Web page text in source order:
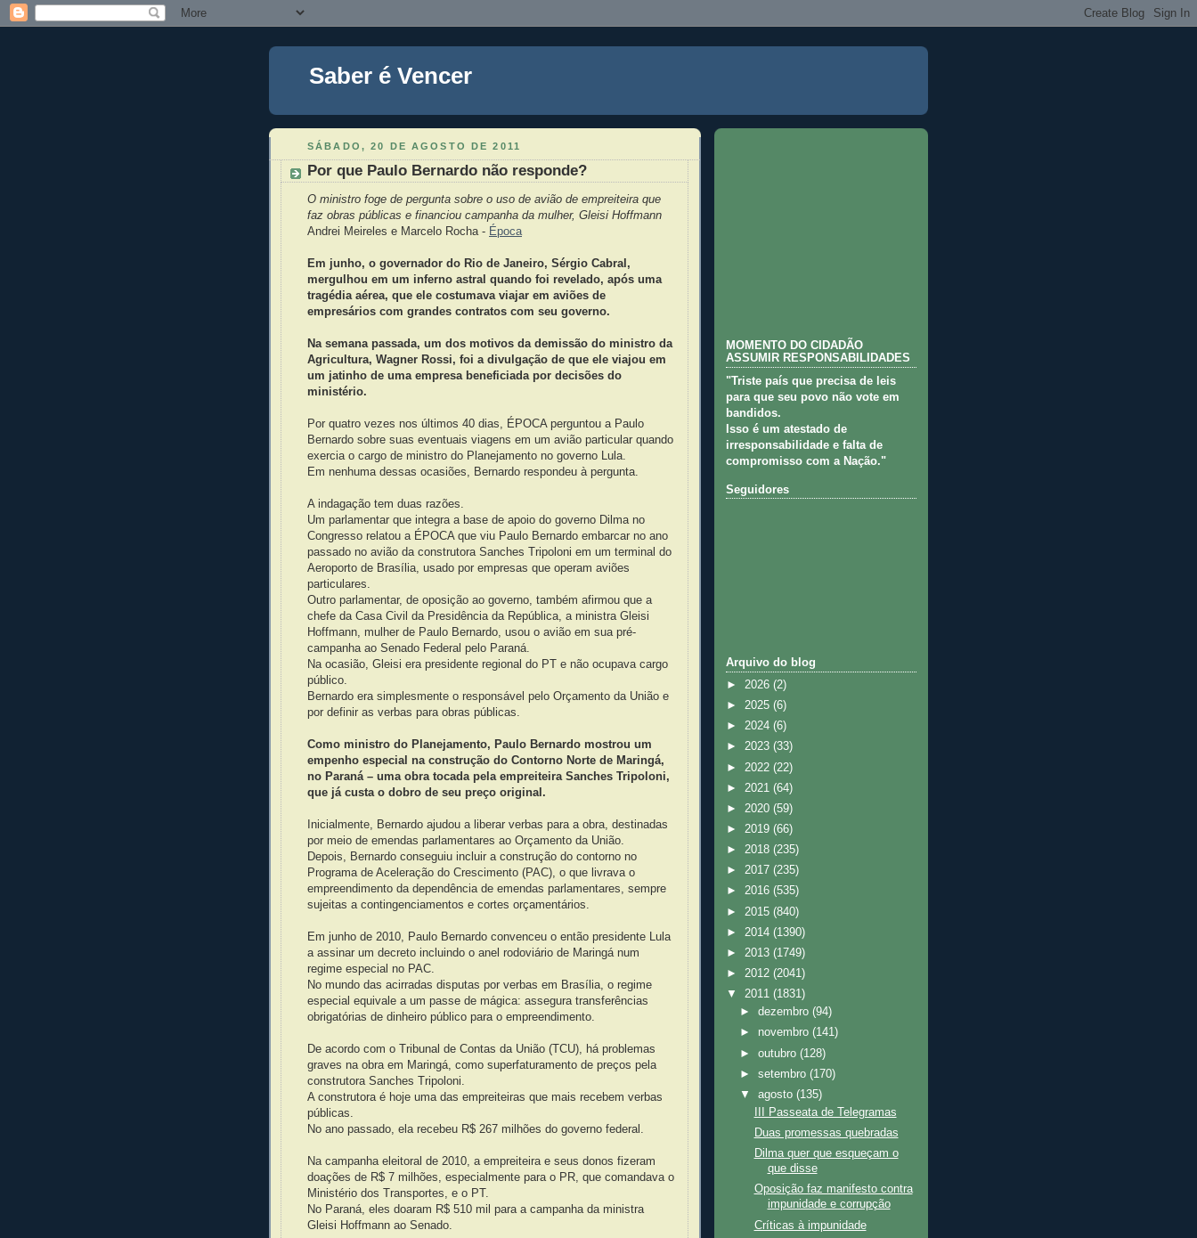
Saber é Vencer
SÁBADO, 20 DE AGOSTO DE 2011
Por que Paulo Bernardo não responde?
O ministro foge de pergunta sobre o uso de avião de empreiteira que
faz obras públicas e financiou campanha da mulher, Gleisi Hoffmann
Andrei Meireles e Marcelo Rocha - Época
Em junho, o governador do Rio de Janeiro, Sérgio Cabral,
mergulhou em um inferno astral quando foi revelado, após uma
tragédia aérea, que ele costumava viajar em aviões de
empresários com grandes contratos com seu governo.
Na semana passada, um dos motivos da demissão do ministro da
Agricultura, Wagner Rossi, foi a divulgação de que ele viajou em
um jatinho de uma empresa beneficiada por decisões do
ministério.
Por quatro vezes nos últimos 40 dias, ÉPOCA perguntou a Paulo
Bernardo sobre suas eventuais viagens em um avião particular quando
exercia o cargo de ministro do Planejamento no governo Lula.
Em nenhuma dessas ocasiões, Bernardo respondeu à pergunta.
A indagação tem duas razões.
Um parlamentar que integra a base de apoio do governo Dilma no
Congresso relatou a ÉPOCA que viu Paulo Bernardo embarcar no ano
passado no avião da construtora Sanches Tripoloni em um terminal do
Aeroporto de Brasília, usado por empresas que operam aviões
particulares.
Outro parlamentar, de oposição ao governo, também afirmou que a
chefe da Casa Civil da Presidência da República, a ministra Gleisi
Hoffmann, mulher de Paulo Bernardo, usou o avião em sua pré-
campanha ao Senado Federal pelo Paraná.
Na ocasião, Gleisi era presidente regional do PT e não ocupava cargo
público.
Bernardo era simplesmente o responsável pelo Orçamento da União e
por definir as verbas para obras públicas.
Como ministro do Planejamento, Paulo Bernardo mostrou um
empenho especial na construção do Contorno Norte de Maringá,
no Paraná – uma obra tocada pela empreiteira Sanches Tripoloni,
que já custa o dobro de seu preço original.
Inicialmente, Bernardo ajudou a liberar verbas para a obra, destinadas
por meio de emendas parlamentares ao Orçamento da União.
Depois, Bernardo conseguiu incluir a construção do contorno no
Programa de Aceleração do Crescimento (PAC), o que livrava o
empreendimento da dependência de emendas parlamentares, sempre
sujeitas a contingenciamentos e cortes orçamentários.
Em junho de 2010, Paulo Bernardo convenceu o então presidente Lula
a assinar um decreto incluindo o anel rodoviário de Maringá num
regime especial no PAC.
No mundo das acirradas disputas por verbas em Brasília, o regime
especial equivale a um passe de mágica: assegura transferências
obrigatórias de dinheiro público para o empreendimento.
De acordo com o Tribunal de Contas da União (TCU), há problemas
graves na obra em Maringá, como superfaturamento de preços pela
construtora Sanches Tripoloni.
A construtora é hoje uma das empreiteiras que mais recebem verbas
públicas.
No ano passado, ela recebeu R$ 267 milhões do governo federal.
Na campanha eleitoral de 2010, a empreiteira e seus donos fizeram
doações de R$ 7 milhões, especialmente para o PR, que comandava o
Ministério dos Transportes, e o PT.
No Paraná, eles doaram R$ 510 mil para a campanha da ministra
Gleisi Hoffmann ao Senado.
MOMENTO DO CIDADÃO
ASSUMIR RESPONSABILIDADES
"Triste país que precisa de leis
para que seu povo não vote em
bandidos.
Isso é um atestado de
irresponsabilidade e falta de
compromisso com a Nação."
Seguidores
Arquivo do blog
► 2026 (2)
► 2025 (6)
► 2024 (6)
► 2023 (33)
► 2022 (22)
► 2021 (64)
► 2020 (59)
► 2019 (66)
► 2018 (235)
► 2017 (235)
► 2016 (535)
► 2015 (840)
► 2014 (1390)
► 2013 (1749)
► 2012 (2041)
▼ 2011 (1831)
►dezembro(94)
► novembro(141)
►outubro(128)
►setembro(170)
▼agosto(135)
III Passeata de Telegramas
Duas promessas quebradas
Dilma quer que esqueçam o
que disse
Oposição faz manifesto contra
impunidade e corrupção
Críticas à impunidade